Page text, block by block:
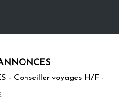
- Conseiller voyages H/F -